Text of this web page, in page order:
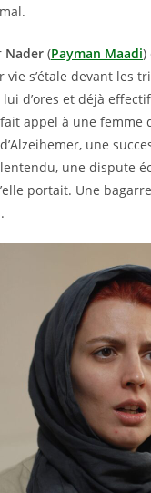
Nader (Payman Maadi)
s’étale devant les
lui d’ores et déjà
fait appel à une femme
une
une dispute
portait. Une